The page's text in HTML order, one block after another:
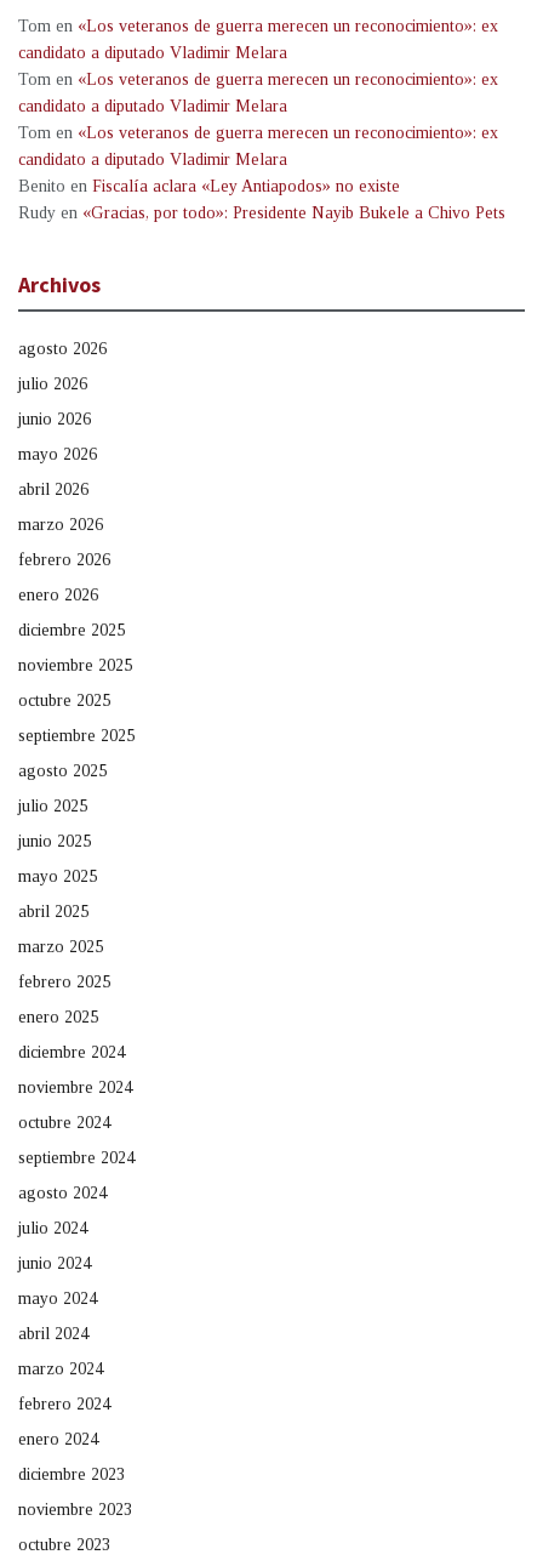
Tom en «Los veteranos de guerra merecen un reconocimiento»: ex
candidato a diputado Vladimir Melara
Tom en «Los veteranos de guerra merecen un reconocimiento»: ex
candidato a diputado Vladimir Melara
Tom en «Los veteranos de guerra merecen un reconocimiento»: ex
candidato a diputado Vladimir Melara
Benito en Fiscalía aclara «Ley Antiapodos» no existe
Rudy en «Gracias, por todo»: Presidente Nayib Bukele a Chivo Pets
Archivos
agosto 2026
julio 2026
junio 2026
mayo 2026
abril 2026
marzo 2026
febrero 2026
enero 2026
diciembre 2025
noviembre 2025
octubre 2025
septiembre 2025
agosto 2025
julio 2025
junio 2025
mayo 2025
abril 2025
marzo 2025
febrero 2025
enero 2025
diciembre 2024
noviembre 2024
octubre 2024
septiembre 2024
agosto 2024
julio 2024
junio 2024
mayo 2024
abril 2024
marzo 2024
febrero 2024
enero 2024
diciembre 2023
noviembre 2023
octubre 2023